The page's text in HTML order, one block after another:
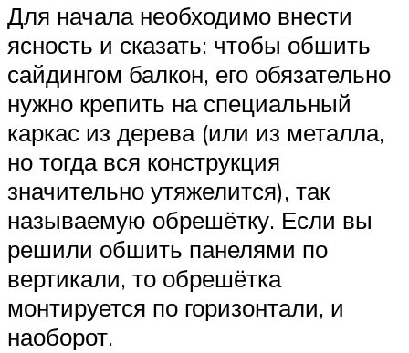
Для начала необходимо внести
ясность и сказать: чтобы обшить
сайдингом балкон, его обязательно
нужно крепить на специальный
каркас из дерева (или из металла,
но тогда вся конструкция
значительно утяжелится), так
называемую обрешётку. Если вы
решили обшить панелями по
вертикали, то обрешётка
монтируется по горизонтали, и
наоборот.